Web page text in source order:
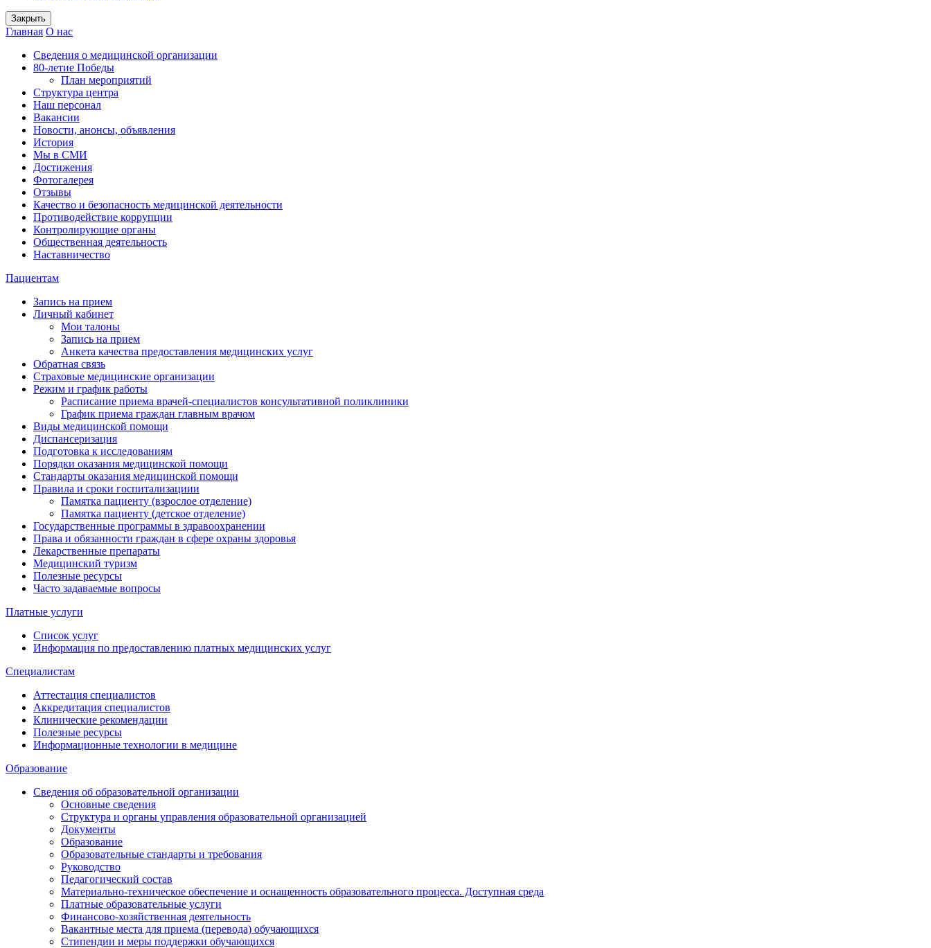
Закрыть
Главная О нас
Сведения о медицинской организации
80-летие Победы
План мероприятий
Структура центра
Наш персонал
Вакансии
Новости, анонсы, объявления
История
Мы в СМИ
Достижения
Фотогалерея
Отзывы
Качество и безопасность медицинской деятельности
Противодействие коррупции
Контролирующие органы
Общественная деятельность
Наставничество
Пациентам
Запись на прием
Личный кабинет
Мои талоны
Запись на прием
Анкета качества предоставления медицинских услуг
Обратная связь
Страховые медицинские организации
Режим и график работы
Расписание приема врачей-специалистов консультативной поликлиники
График приема граждан главным врачом
Виды медицинской помощи
Диспансеризация
Подготовка к исследованиям
Порядки оказания медицинской помощи
Стандарты оказания медицинской помощи
Правила и сроки госпитализациии
Памятка пациенту (взрослое отделение)
Памятка пациенту (детское отделение)
Государственные программы в здравоохранении
Права и обязанности граждан в сфере охраны здоровья
Лекарственные препараты
Медицинский туризм
Полезные ресурсы
Часто задаваемые вопросы
Платные услуги
Список услуг
Информация по предоставлению платных медицинских услуг
Специалистам
Аттестация специалистов
Аккредитация специалистов
Клинические рекомендации
Полезные ресурсы
Информационные технологии в медицине
Образование
Сведения об образовательной организации
Основные сведения
Структура и органы управления образовательной организацией
Документы
Образование
Образовательные стандарты и требования
Руководство
Педагогический состав
Материально-техническое обеспечение и оснащенность образовательного процесса. Доступная среда
Платные образовательные услуги
Финансово-хозяйственная деятельность
Вакантные места для приема (перевода) обучающихся
Стипендии и меры поддержки обучающихся